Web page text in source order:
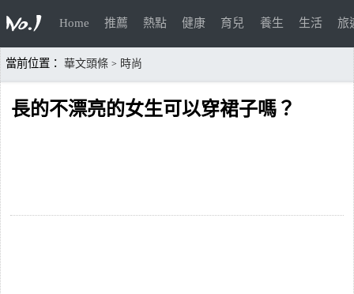
Home 推薦 熱點 健康 育兒 養生 生活 旅
當前位置： 華文頭條 > 時尚
長的不漂亮的女生可以穿裙子嗎？